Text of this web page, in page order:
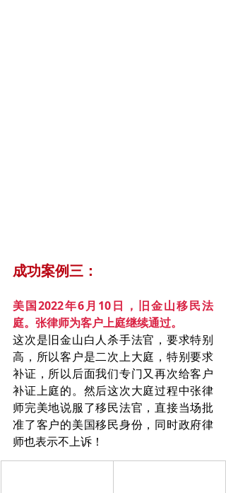
成功案例三：
美国2022年6月10日，旧金山移民法
庭。张律师为客户上庭继续通过。
这次是旧金山白人杀手法官，要求特别
高，所以客户是二次上大庭，特别要求
补证，所以后面我们专门又再次给客户
补证上庭的。然后这次大庭过程中张律
师完美地说服了移民法官，直接当场批
准了客户的美国移民身份，同时政府律
师也表示不上诉！